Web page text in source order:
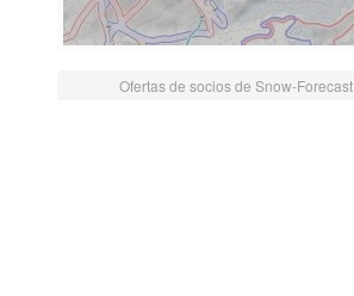
Ofertas de socios de Snow-Forecast